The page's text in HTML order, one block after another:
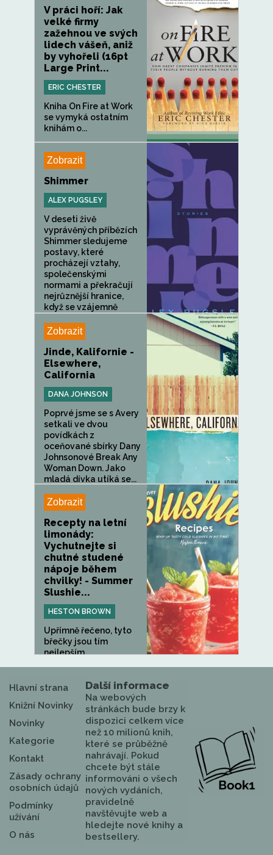
V práci hoří: Jak
velké firmy
zažehnou ve svých
lidech vášeň, aniž
by vyhořeli (16pt
Large Print...
ERIC CHESTER
Kniha On Fire at Work
se vymyká ostatním
knihám o...
Zobrazit
Shimmer
ALEX PUGSLEY
V deseti živě
vyprávěných příbězích
Shimmer sledujeme
postavy, které
procházejí vztahy,
společenskými
normami a překračují
nejrůznější hranice,
když se vzájemně
Zobrazit
Jinde, Kalifornie -
Elsewhere,
California
DANA JOHNSON
Poprvé jsme se s Avery
setkali ve dvou
povídkách z
oceňované sbírky Dany
Johnsonové Break Any
Woman Down. Jako
mladá dívka utíká se...
Zobrazit
Recepty na letní
limonády:
Vychutnejte si
chutné studené
nápoje během
chvilky! - Summer
Slushie...
HESTON BROWN
Upřímně řečeno, tyto
břečky jsou tím
nejlepším...
Hlavní strana
Knižní Novinky
Novinky
Kategorie
Kontakt
Zásady ochrany
osobních údajů
Podmínky
užívání
O nás
Další informace
Na webových
stránkách bude brzy k
dispozici celkem více
než 10 milionů knih,
které se průběžně
nahrávají. Pokud
chcete být stále
informováni o všech
nových vydáních,
pravidelně
navštěvujte web a
hledejte nové knihy a
bestsellery.